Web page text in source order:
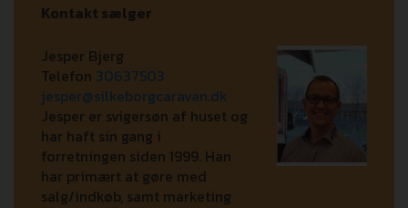
Kontakt sælger
Jesper Bjerg
Telefon 30637503
jesper@silkeborgcaravan.dk
Jesper er svigersøn af huset og
har haft sin gang i
forretningen siden 1999. Han
har primært at gøre med
salg/indkøb, samt marketing